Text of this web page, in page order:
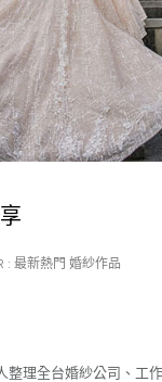
: 最新熱門 婚紗作品
理全台婚紗公司、工